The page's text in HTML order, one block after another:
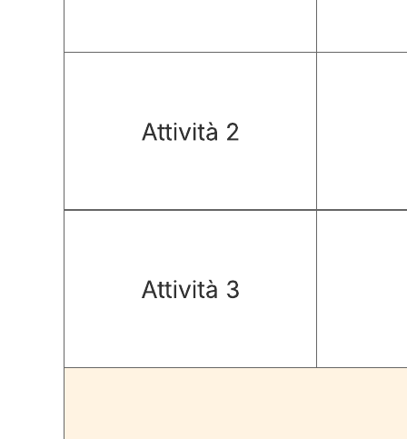
Questo modello di grafico RACI può aiutarti a: